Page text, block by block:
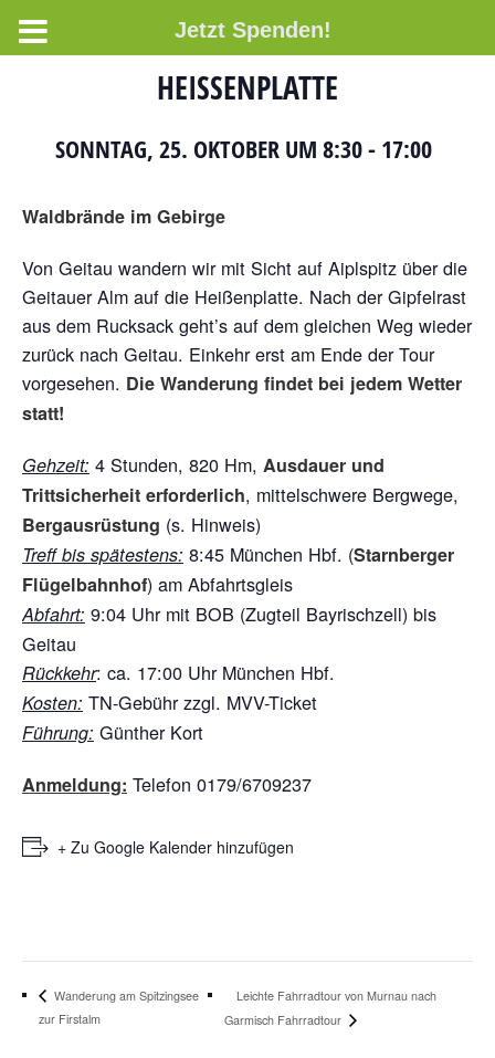
HEISSENPLATTE
SONNTAG, 25. OKTOBER UM 8:30- 17:00
Waldbrände im Gebirge
Von Geitau wandern wir mit Sicht auf Aiplspitz über die
Geitauer Alm auf die Heißenplatte. Nach der Gipfelrast
aus dem Rucksack geht’s auf dem gleichen Weg wieder
zurück nach Geitau. Einkehr erst am Ende der Tour
vorgesehen. Die Wanderung findet bei jedem Wetter
statt!
Gehzeit: 4 Stunden, 820 Hm, Ausdauer und
Trittsicherheit erforderlich, mittelschwere Bergwege,
Bergausrüstung (s. Hinweis)
Treff bis spätestens: 8:45 München Hbf. (Starnberger
Flügelbahnhof) am Abfahrtsgleis
Abfahrt: 9:04 Uhr mit BOB (Zugteil Bayrischzell) bis
Geitau
Rückkehr: ca. 17:00 Uhr München Hbf.
Kosten: TN-Gebühr zzgl. MVV-Ticket
Führung: Günther Kort
Anmeldung: Telefon 0179/6709237
+ Zu Google Kalender hinzufügen
Wanderung am Spitzingsee
zur Firstalm
Leichte Fahrradtour von Murnau nach
Garmisch Fahrradtour
Jetzt Spenden!